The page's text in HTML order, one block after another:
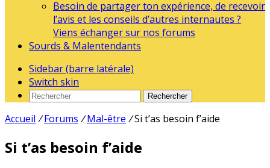
Besoin de partager ton expérience, de recevoir
l’avis et les conseils d’autres internautes ?
Viens échanger sur nos forums
Sourds & Malentendants
Sidebar (barre latérale)
Switch skin
Rechercher
Accueil / Forums / Mal-être /Si t’as besoin f’aide
Si t’as besoin f’aide